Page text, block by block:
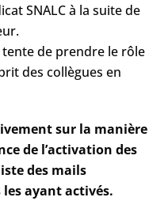
SNALC à la suite de
tente de prendre le rôle
des collègues en
sur la manière
de l’activation des
des mails
les ayant activés.